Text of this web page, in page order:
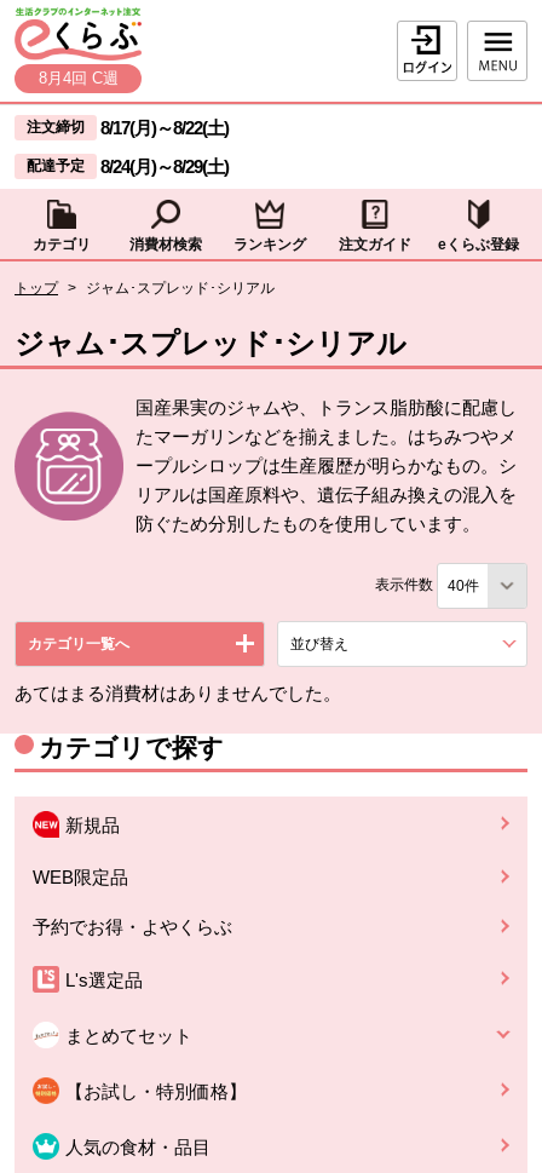
ページの先頭です。
本文へジャンプする。
8月4回 C週
ログイン
ここからサイト内共通メニューです。
サイト内共通メニューをスキップする
注文締切 8/17(月)～8/22(土)
配達予定 8/24(月)～8/29(土)
カテゴリ 消費材検索 ランキング 注文ガイド eくらぶ登録
トップ > ジャム･スプレッド･シリアル
ジャム･スプレッド･シリアル
国産果実のジャムや、トランス脂肪酸に配慮し
たマーガリンなどを揃えました。はちみつやメ
ープルシロップは生産履歴が明らかなもの。シ
リアルは国産原料や、遺伝子組み換えの混入を
防ぐため分別したものを使用しています。
表示件数
カテゴリ一覧へ 並び替え
あてはまる消費材はありませんでした。
カテゴリで探す
新規品
WEB限定品
予約でお得・よやくらぶ
L's選定品
まとめてセット
【お試し・特別価格】
人気の食材・品目